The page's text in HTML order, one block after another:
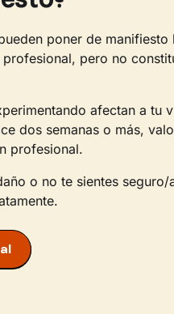
poner de manifiesto
pero no
afectan a tu
dos semanas o más,
profesional.
o no te sientes seguro/